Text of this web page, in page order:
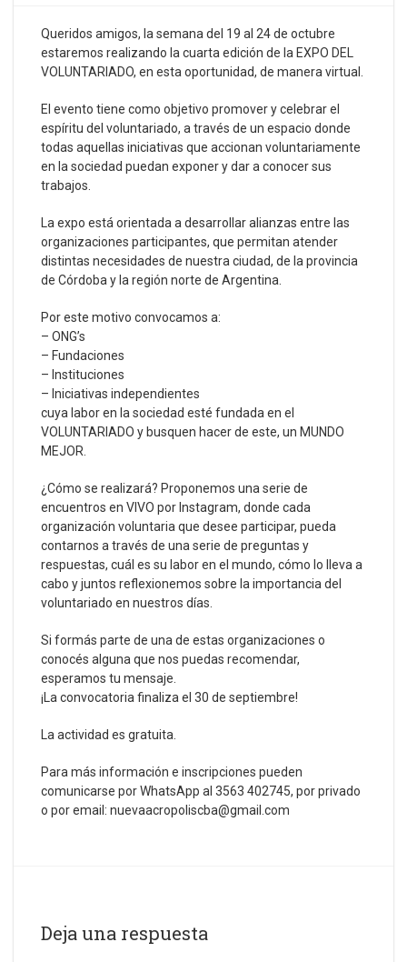
Queridos amigos, la semana del 19 al 24 de octubre
estaremos realizando la cuarta edición de la EXPO DEL
VOLUNTARIADO, en esta oportunidad, de manera virtual.
El evento tiene como objetivo promover y celebrar el
espíritu del voluntariado, a través de un espacio donde
todas aquellas iniciativas que accionan voluntariamente
en la sociedad puedan exponer y dar a conocer sus
trabajos.
La expo está orientada a desarrollar alianzas entre las
organizaciones participantes, que permitan atender
distintas necesidades de nuestra ciudad, de la provincia
de Córdoba y la región norte de Argentina.
Por este motivo convocamos a:
– ONG’s
– Fundaciones
– Instituciones
– Iniciativas independientes
cuya labor en la sociedad esté fundada en el
VOLUNTARIADO y busquen hacer de este, un MUNDO
MEJOR.
¿Cómo se realizará? Proponemos una serie de
encuentros en VIVO por Instagram, donde cada
organización voluntaria que desee participar, pueda
contarnos a través de una serie de preguntas y
respuestas, cuál es su labor en el mundo, cómo lo lleva a
cabo y juntos reflexionemos sobre la importancia del
voluntariado en nuestros días.
Si formás parte de una de estas organizaciones o
conocés alguna que nos puedas recomendar,
esperamos tu mensaje.
¡La convocatoria finaliza el 30 de septiembre!
La actividad es gratuita.
Para más información e inscripciones pueden
comunicarse por WhatsApp al 3563 402745, por privado
o por email: nuevaacropoliscba@gmail.com
Deja una respuesta